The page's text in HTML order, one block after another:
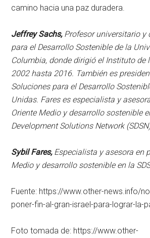
camino hacia una paz duradera.
Jeffrey Sachs, Profesor universitario y
para el Desarrollo Sostenible de la
Columbia, donde dirigió el Instituto de
2002 hasta 2016. También es
Soluciones para el Desarrollo
Unidas. Fares es especialista y
Oriente Medio y desarrollo sostenible
Development Solutions Network
Sybil Fares, Especialista y asesora en
Medio y desarrollo sostenible en la
Fuente: https://www.other-news.info/
poner-fin-al-gran-israel-para-lograr-la-
Foto tomada de: https://www.other-